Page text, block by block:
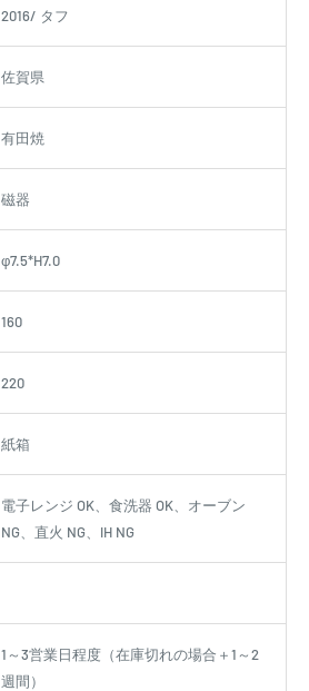
2016/ タフ
佐賀県
有田焼
磁器
φ7.5*H7.0
160
220
紙箱
電子レンジ OK、食洗器 OK、オーブン
NG、直火 NG、IH NG
1～3営業日程度（在庫切れの場合＋1～2
週間）